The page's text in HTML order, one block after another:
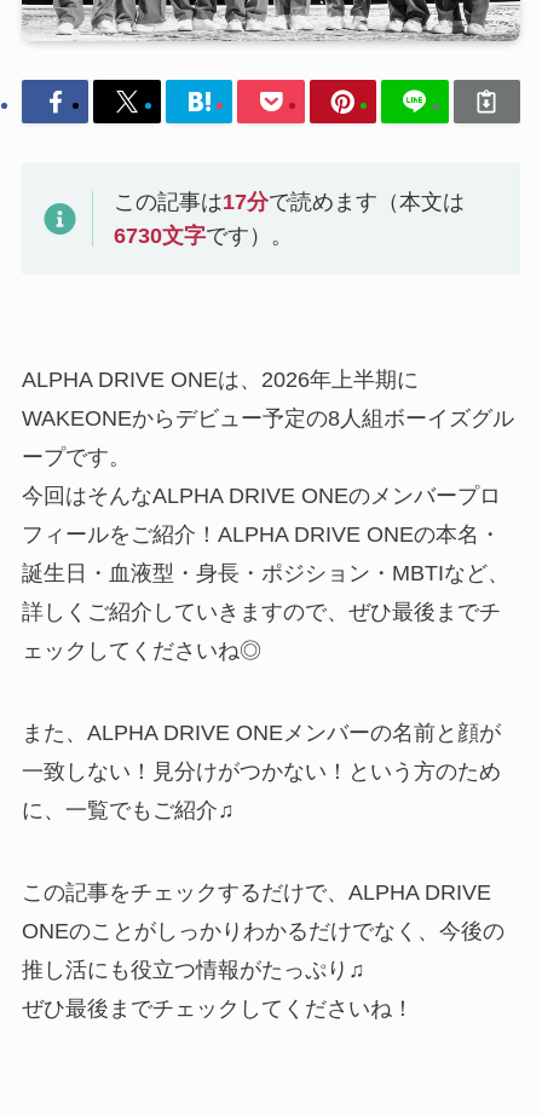
この記事は17分で読めます（本文は
6730文字です）。
ALPHA DRIVE ONEは、2026年上半期に
WAKEONEからデビュー予定の8人組ボーイズグル
ープです。
今回はそんなALPHA DRIVE ONEのメンバープロ
フィールをご紹介！ALPHA DRIVE ONEの本名・
誕生日・血液型・身長・ポジション・MBTIなど、
詳しくご紹介していきますので、ぜひ最後までチ
ェックしてくださいね◎
また、ALPHA DRIVE ONEメンバーの名前と顔が
一致しない！見分けがつかない！という方のため
に、一覧でもご紹介♫
この記事をチェックするだけで、ALPHA DRIVE
ONEのことがしっかりわかるだけでなく、今後の
推し活にも役立つ情報がたっぷり♫
ぜひ最後までチェックしてくださいね！